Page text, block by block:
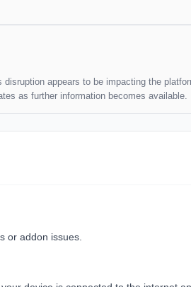
appears to be impacting the
as further information becomes available.
or addon issues.